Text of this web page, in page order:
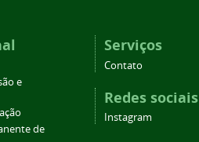
e
de
Serviços
Contato
Redes sociais
Instagram